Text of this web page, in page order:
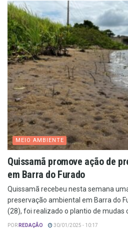
MEIO AMBIENTE
Quissamã promove ação de
em Barra do Furado
Quissamã recebeu nesta semana
preservação ambiental em Barra do
(28), foi realizado o plantio de mudas
POR REDAÇÃO 30/01/2025 - 10:17